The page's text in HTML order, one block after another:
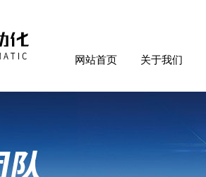
网站首页 关于我们